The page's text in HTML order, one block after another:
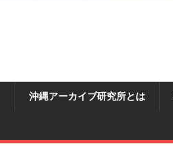
沖縄アーカイブ研究所とは